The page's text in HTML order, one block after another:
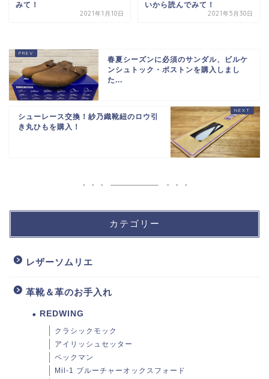
みて！
2021年1月10日
いから読んでみて！
2021年5月30日
春夏シーズンに必須のサンダル、ビルケ
ンシュトック・ボストンを購入しまし
た...
シューレース交換！紗乃織靴紐のロウ引
き丸ひもを購入！
カテゴリー
レザーソムリエ
革靴＆革のお手入れ
REDWING
クラシックモック
アイリッシュセッター
ベックマン
Mil-1 ブルーチャーオックスフォード